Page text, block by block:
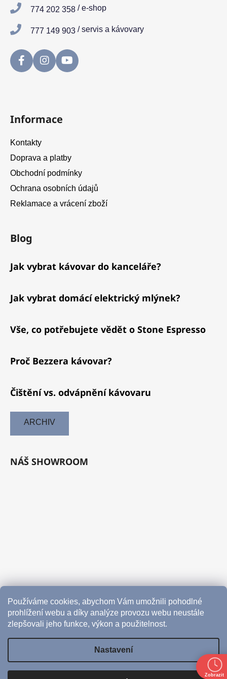
Používáme cookies, abychom Vám umožnili pohodlné
prohlížení webu a díky analýze provozu webu neustále
zlepšovali jeho funkce, výkon a použitelnost.
Nastavení
774 202 358 / e-shop
777 149 903 / servis a kávovary
Informace
Kontakty
Doprava a platby
Obchodní podmínky
Ochrana osobních údajů
Reklamace a vrácení zboží
Blog
Jak vybrat kávovar do kanceláře?
Jak vybrat domácí elektrický mlýnek?
Vše, co potřebujete vědět o Stone Espresso
Proč Bezzera kávovar?
Čištění vs. odvápnění kávovaru
ARCHIV
NÁŠ SHOWROOM
Zobrazit